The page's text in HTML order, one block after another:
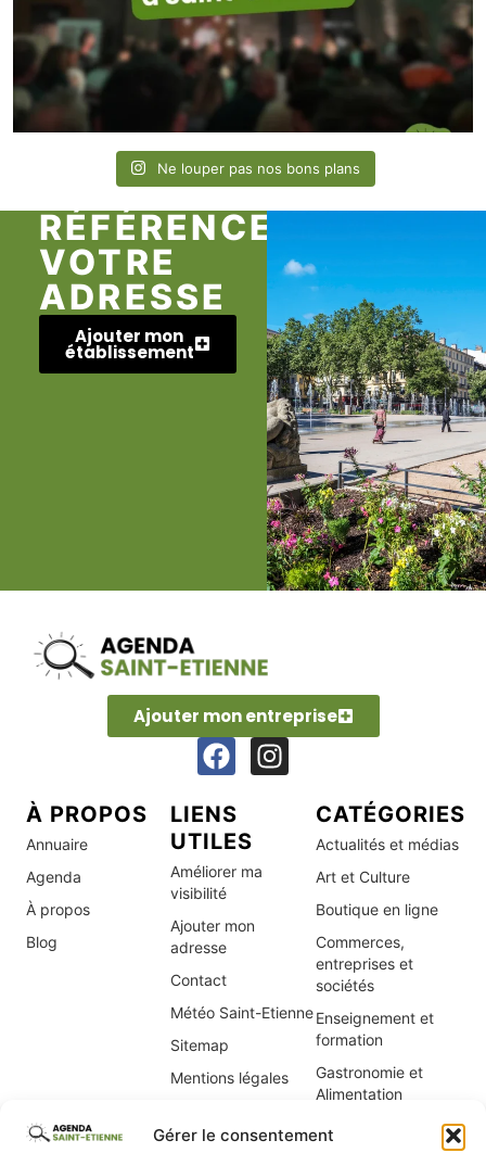
Gérer le consentement
Ne louper pas nos bons plans
RÉFÉRENCEZ
VOTRE
ADRESSE
Ajouter mon
établissement
Ajouter mon entreprise
À PROPOS
Annuaire
Agenda
À propos
Blog
LIENS
UTILES
Améliorer ma
visibilité
Ajouter mon
adresse
Contact
Météo Saint-Etienne
Sitemap
Mentions légales
(UE)
CATÉGORIES
Actualités et médias
Art et Culture
Boutique en ligne
Commerces,
entreprises et
sociétés
Enseignement et
formation
Gastronomie et
Alimentation
Immobilier, location